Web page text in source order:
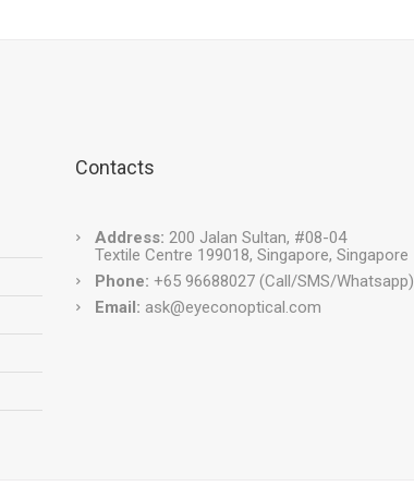
Contacts
Address: 200 Jalan Sultan, #08-04
Textile Centre 199018, Singapore, Singapore
Phone: +65 96688027 (Call/SMS/Whatsapp)
Email: ask@eyeconoptical.com